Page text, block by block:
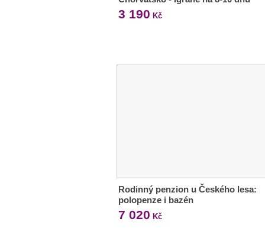
3 190 Kč
Rodinný penzion u Českého lesa:
polopenze i bazén
7 020 Kč